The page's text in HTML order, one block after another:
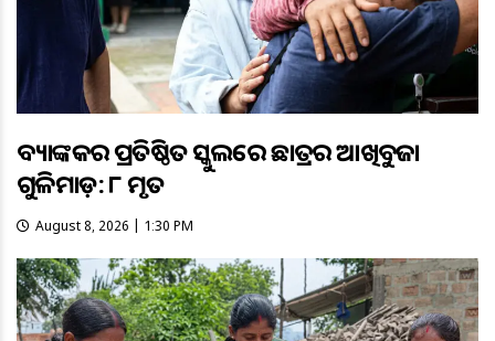
ବ୍ୟାଙ୍କକର ପ୍ରତିଷ୍ଠିତ ସ୍କୁଲରେ ଛାତ୍ରର ଆଖିବୁଜା
ଗୁଳିମାଡ଼: ୮ ମୃତ
August 8, 2026 | 1:30 PM